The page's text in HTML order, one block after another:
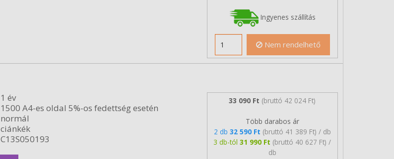
Ingyenes szállítás
Nem rendelhető
1 év
1500 A4-es oldal 5%-os fedettség esetén
normál
ciánkék
C13S050193
33 090 Ft (bruttó 42 024 Ft)
Több darabos ár
2 db 32 590 Ft (bruttó 41 389 Ft) / db
3 db-tól31 990 Ft (bruttó 40 627 Ft) /
db